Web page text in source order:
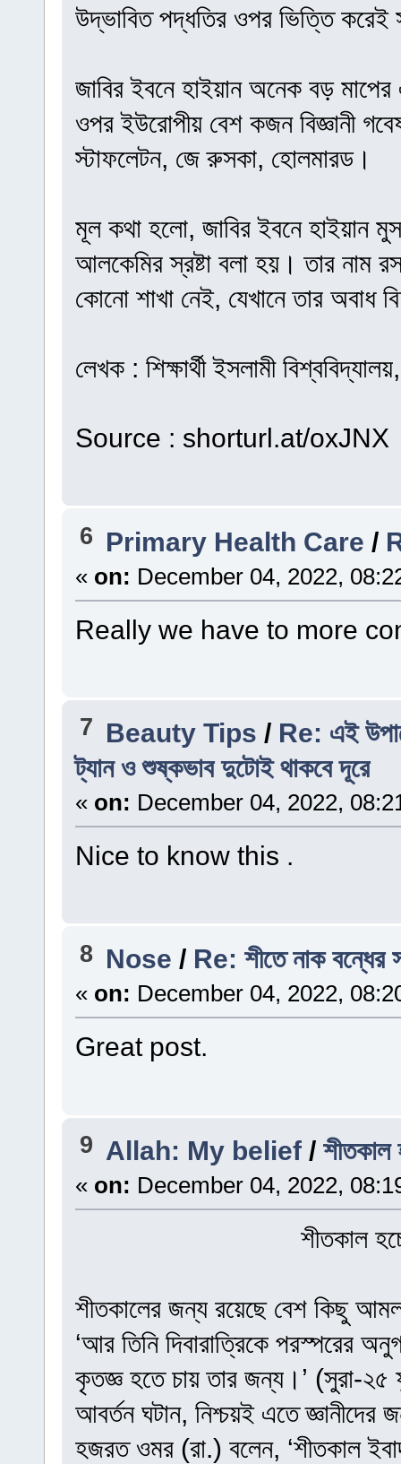
উদ্ভাবিত পদ্ধতির ওপর ভিত্তি করেই
জাবির ইবনে হাইয়ান অনেক বড়
ওপর ইউরোপীয় বেশ কজন বিজ্ঞানী
স্টাফলেটন, জে রুসকা, হোলমারড।
মূল কথা হলো, জাবির ইবনে হাইয়ান
আলকেমির স্রষ্টা বলা হয়। তার নাম
কোনো শাখা নেই, যেখানে তার অবাধ
লেখক : শিক্ষার্থী ইসলামী বিশ্ববিদ্যালয়,
Source : shorturl.at/oxJNX
6 Primary Health Care /
« on: December 04, 2022,
Really we have to more
7 Beauty Tips / Re: এই
ট্যান ও শুষ্কভাব দুটোই থাকবে দূরে
« on: December 04, 2022,
Nice to know this .
8 Nose / Re: শীতে নাক বন্ধের
« on: December 04, 2022,
Great post.
9 Allah: My belief /শীতকাল
« on: December 04, 2022,
শীতকাল
শীতকালের জন্য রয়েছে বেশ কিছু
‘আর তিনি দিবারাত্রিকে পরস্পরের
কৃতজ্ঞ হতে চায় তার জন্য।’ (সুরা-
আবর্তন ঘটান, নিশ্চয়ই এতে
হজরত ওমর (রা.) বলেন, ‘শীতকাল